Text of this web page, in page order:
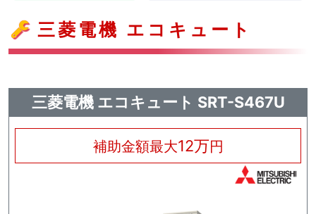
三菱電機 エコキュート
三菱電機 エコキュート SRT-S467U
補助金額最大12万円